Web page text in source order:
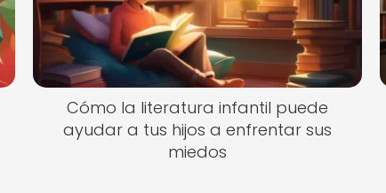
Cómo la literatura infantil puede
ayudar a tus hijos a enfrentar sus
miedos